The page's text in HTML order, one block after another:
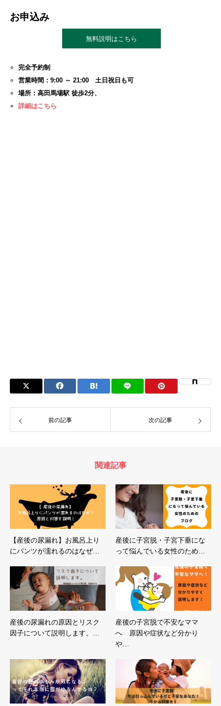
お申込み
無料説明はこちら
完全予約制
営業時間：9:00 ～ 21:00 土日祝日も可
場所：高田馬場駅 徒歩2分、
詳細はこちら
前の記事 次の記事
関連記事
【産後の尿漏れ】お風呂上り
にパンツが濡れるのはなぜ…
産後に子宮脱・子宮下垂にな
って悩んでいる女性のため…
産後の尿漏れの原因とリスク
因子について説明します。…
産後の子宮脱で不安なママ
へ 原因や症状など分かり
や…